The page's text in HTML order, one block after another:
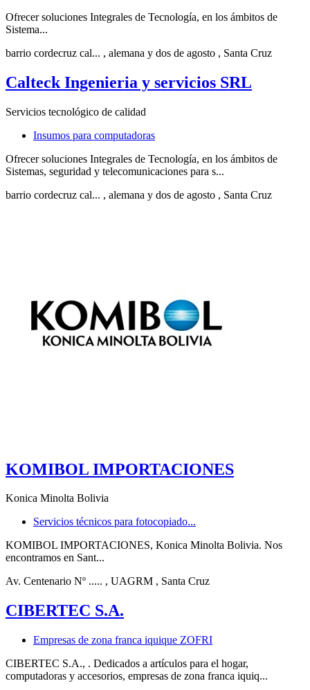
Ofrecer soluciones Integrales de Tecnología, en los ámbitos de
Sistema...
barrio cordecruz cal... , alemana y dos de agosto , Santa Cruz
Calteck Ingenieria y servicios SRL
Servicios tecnológico de calidad
Insumos para computadoras
Ofrecer soluciones Integrales de Tecnología, en los ámbitos de
Sistemas, seguridad y telecomunicaciones para s...
barrio cordecruz cal... , alemana y dos de agosto , Santa Cruz
KOMIBOL IMPORTACIONES
Konica Minolta Bolivia
Servicios técnicos para fotocopiado...
KOMIBOL IMPORTACIONES, Konica Minolta Bolivia. Nos
encontramos en Sant...
Av. Centenario Nº ..... , UAGRM , Santa Cruz
CIBERTEC S.A.
Empresas de zona franca iquique ZOFRI
CIBERTEC S.A., . Dedicados a artículos para el hogar,
computadoras y accesorios, empresas de zona franca iquiq...